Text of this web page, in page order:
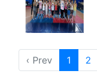
‹ Prev 1 2